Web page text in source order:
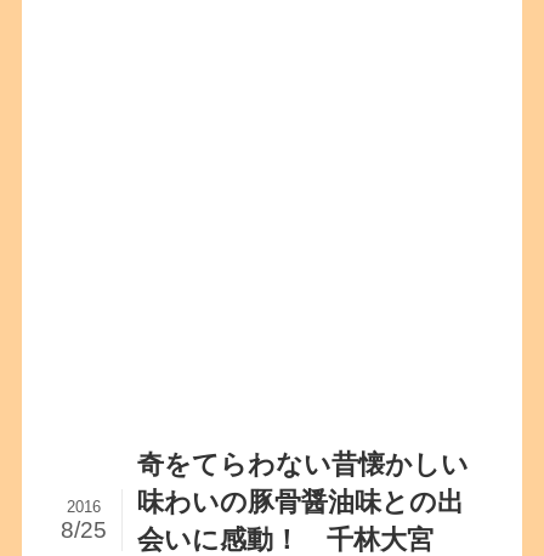
奇をてらわない昔懐かしい
味わいの豚骨醤油味との出
会いに感動！ 千林大宮
2016
8/25